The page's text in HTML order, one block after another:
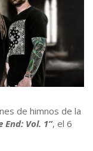
de himnos de la
End: Vol. 1”, el 6